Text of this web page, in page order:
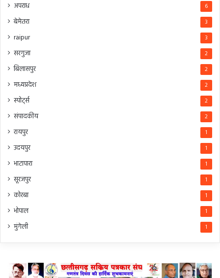
अपराध 6
बेमेतरा 3
raipur 3
सरगुजा 2
बिलासपुर 2
मध्यप्रदेश 2
स्पोर्ट्स 2
संपादकीय 2
रायपुर 1
उदयपुर 1
भाटापारा 1
सूरजपुर 1
कोरबा 1
भोपाल 1
मुंगेली 1